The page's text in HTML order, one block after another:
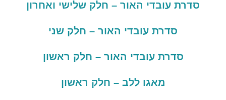
סדרת עובדי האור – חלק שלישי ואחרון
סדרת עובדי האור – חלק שני
סדרת עובדי האור – חלק ראשון
מאגו ללב – חלק ראשון